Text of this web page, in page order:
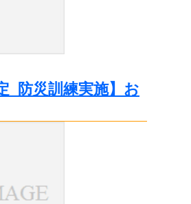
_防災訓練実施】お